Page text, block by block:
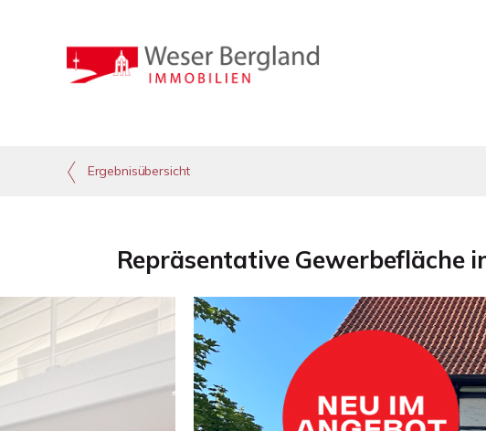
Ergebnisübersicht
Repräsentative Gewerbefläche